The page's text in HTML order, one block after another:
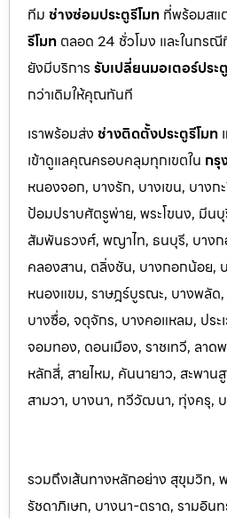
ทีม ช่างซ่อมประตูรีโมท ที่พร้อมสแ
รีโมท ตลอด 24 ชั่วโมง และในกรณี
ยังมีบริการ รับเปลี่ยนมอเตอร์ประ
กว่าเดิมให้คุณทันที
เราพร้อมส่ง ช่างติดตั้งประตูรีโมท
เข้าดูแลคุณครอบคลุมทุกเขตใน กรุ
หนองจอก, บางรัก, บางเขน, บาง
ป้อมปราบศัตรูพ่าย, พระโขนง, มีน
สัมพันธวงศ์, พญาไท, ธนบุรี, บาง
คลองสาน, ตลิ่งชัน, บางกอกน้อย,
หนองแขม, ราษฎร์บูรณะ, บางพลัด
บางซื่อ, จตุจักร, บางคอแหลม, ประ
จอมทอง, ดอนเมือง, ราชเทวี, ลา
หลักสี่, สายไหม, คันนายาว, สะพา
สามวา, บางนา, ทวีวัฒนา, ทุ่งครุ,
รวมถึงเส้นทางหลักอย่าง สุขุมวิท,
รัชดาภิเษก, บางนา-ตราด, รามอิน